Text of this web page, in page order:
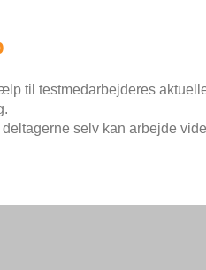
til testmedarbejderes
selv kan arbejde